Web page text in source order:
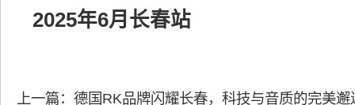
2025年6月长春站
上一篇：德国RK品牌闪耀长春，科技与音质的完美邂